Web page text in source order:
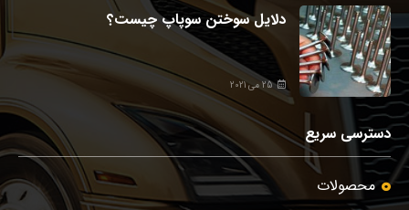
دلایل سوختن سوپاپ چیست؟
25 می 2021
دسترسی سریع
محصولات